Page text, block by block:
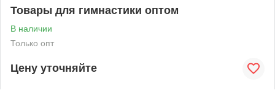
Товары для гимнастики оптом
В наличии
Только опт
Цену уточняйте